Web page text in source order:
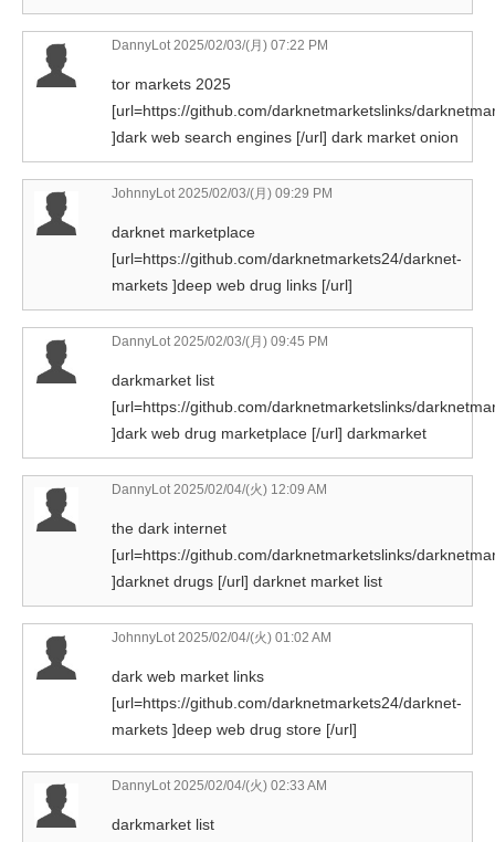
DannyLot2025/02/03/(月) 07:22 PM
tor markets 2025
[url=https://github.com/darknetmarketslinks/
]dark web search engines [/url] dark market onion
JohnnyLot2025/02/03/(月) 09:29 PM
darknet marketplace
[url=https://github.com/darknetmarkets24/darknet-
markets ]deep web drug links [/url]
DannyLot2025/02/03/(月) 09:45 PM
darkmarket list
[url=https://github.com/darknetmarketslinks/
]dark web drug marketplace [/url] darkmarket
DannyLot2025/02/04/(火) 12:09 AM
the dark internet
[url=https://github.com/darknetmarketslinks/
]darknet drugs [/url] darknet market list
JohnnyLot2025/02/04/(火) 01:02 AM
dark web market links
[url=https://github.com/darknetmarkets24/darknet-
markets ]deep web drug store [/url]
DannyLot2025/02/04/(火) 02:33 AM
darkmarket list